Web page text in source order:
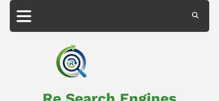
Skip
content
About
Privacy